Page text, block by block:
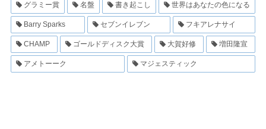
グラミー賞 名盤 書き起こし 世界はあなたの色になる
Barry Sparks セブンイレブン フキアレナサイ
CHAMP ゴールドディスク大賞 大賀好修 増田隆宣
アメトーーク マジェスティック